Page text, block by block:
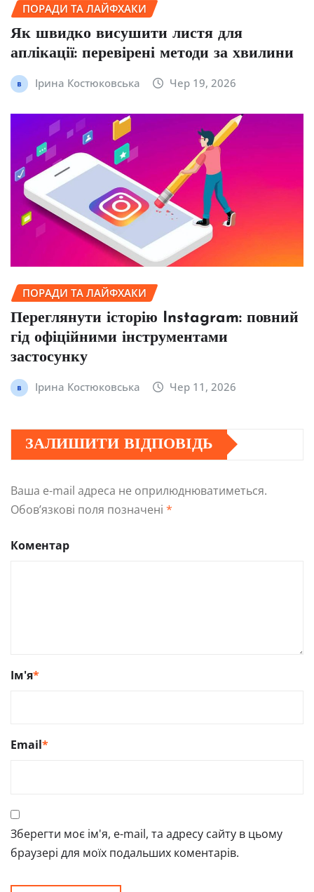
ПОРАДИ ТА ЛАЙФХАКИ
Як швидко висушити листя для
аплікації: перевірені методи за хвилини
Ірина Костюковська Чер 19, 2026
ПОРАДИ ТА ЛАЙФХАКИ
Переглянути історію Instagram: повний
гід офіційними інструментами
застосунку
Ірина Костюковська Чер 11, 2026
ЗАЛИШИТИ ВІДПОВІДЬ
Ваша e-mail адреса не оприлюднюватиметься.
Обов’язкові поля позначені *
Коментар
Ім'я*
Email*
Зберегти моє ім'я, e-mail, та адресу сайту в цьому
браузері для моїх подальших коментарів.